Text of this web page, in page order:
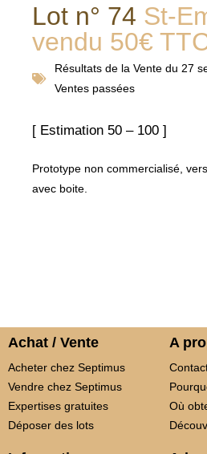
Lot n° 74 St-
vendu 50€
Résultats de la Vente du 27
Ventes passées
[ Estimation 50 – 100 ]
Prototype non commercialisé,
avec boite.
Achat / Vente
Acheter chez Septimus
Vendre chez Septimus
Expertises gratuites
Déposer des lots
A
Où